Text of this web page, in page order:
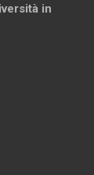
in